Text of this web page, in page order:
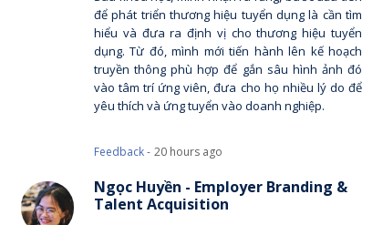
để phát triển thương hiệu tuyển dụng là cần tìm
hiểu và đưa ra định vị cho thương hiệu tuyển
dụng. Từ đó, mình mới tiến hành lên kế hoạch
truyền thông phù hợp để gắn sâu hình ảnh đó
vào tâm trí ứng viên, đưa cho họ nhiều lý do để
yêu thích và ứng tuyển vào doanh nghiệp.
Feedback - 20 hours ago
Ngọc Huyền - Employer Branding &
Talent Acquisition